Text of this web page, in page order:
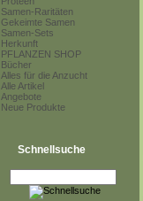
Samen-Raritäten
Gekeimte Samen
Samen-Sets
Herkunft
PFLANZEN SHOP
Bücher
Alles für die Anzucht
Alle Artikel
Angebote
Neue Produkte
Schnellsuche